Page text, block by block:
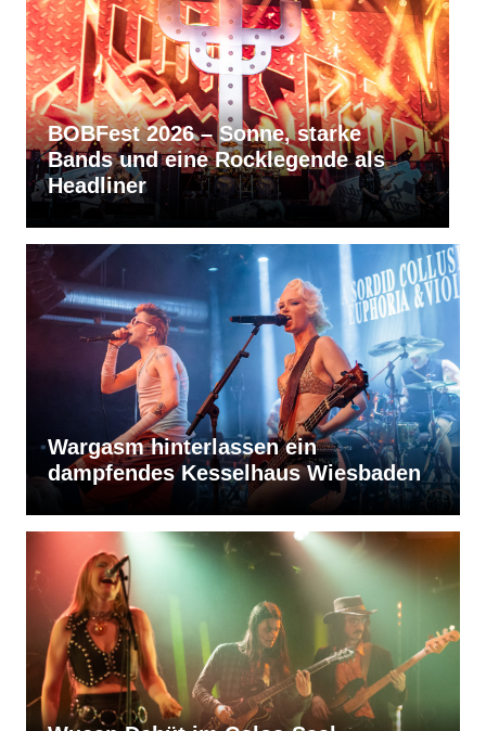
starke
als
RVBang Festival 2026 –
bleibt die Metal-Hochburg
Südens
Wargasm hinterlassen ein
dampfendes Kesselhaus Wiesbaden